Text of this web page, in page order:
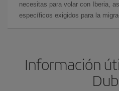
necesitas para volar con Iberia,
específicos exigidos para la
Información